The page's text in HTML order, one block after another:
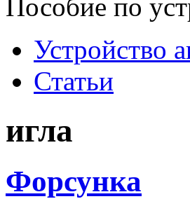
Пособие по
Устройство
Статьи
игла
Форсунка